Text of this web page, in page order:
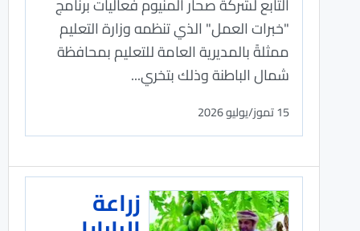
التابع لشركة صحار ألمنيوم فعاليات برنامج
"خبرات العمل" الذي تنظمه وزارة التعليم
ممثلةً بالمديرية العامة للتعليم بمحافظة
شمال الباطنة وذلك بتخري...
15 تموز/يوليو 2026
زراعة